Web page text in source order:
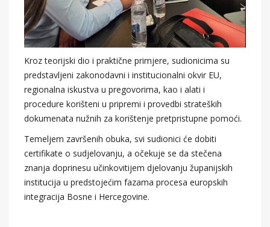
Kroz teorijski dio i praktične primjere, sudionicima su
predstavljeni zakonodavni i institucionalni okvir EU,
regionalna iskustva u pregovorima, kao i alati i
procedure korišteni u pripremi i provedbi strateških
dokumenata nužnih za korištenje pretpristupne pomoći.
Temeljem završenih obuka, svi sudionici će dobiti
certifikate o sudjelovanju, a očekuje se da stečena
znanja doprinesu učinkovitijem djelovanju županijskih
institucija u predstojećim fazama procesa europskih
integracija Bosne i Hercegovine.